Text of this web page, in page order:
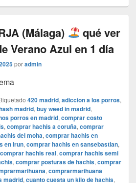
(Málaga)
qué ver
Verano Azul en 1 día
poradmin
420 madrid, adiccion a los porros,
madrid, buy weed in madrid,
porros en madrid, comprar costo
, comprar hachis a coruña, comprar
del moha, comprar hachis en
en irun, comprar hachis en sansebastian,
comprar hachis real, comprar hachis semi
, comprar posturas de hachis, comprar
, comprarmarihuana
madrid, cuanto cuesta un kilo de hachis,